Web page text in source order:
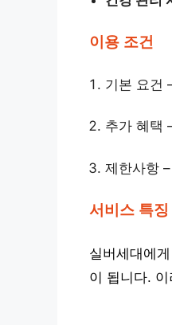
이용 조건
기본 요건
추가 혜택
제한사항
서비스 특징
실버세대에
이 됩니다.